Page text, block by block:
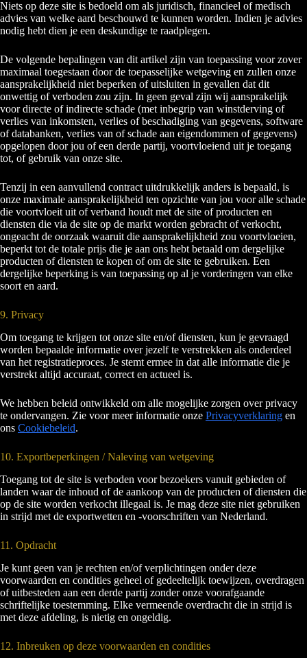
Niets op deze site is bedoeld om als juridisch, financieel of medisch
advies van welke aard beschouwd te kunnen worden. Indien je advies
nodig hebt dien je een deskundige te raadplegen.
De volgende bepalingen van dit artikel zijn van toepassing voor zover
maximaal toegestaan door de toepasselijke wetgeving en zullen onze
aansprakelijkheid niet beperken of uitsluiten in gevallen dat dit
onwettig of verboden zou zijn. In geen geval zijn wij aansprakelijk
voor directe of indirecte schade (met inbegrip van winstderving of
verlies van inkomsten, verlies of beschadiging van gegevens, software
of databanken, verlies van of schade aan eigendommen of gegevens)
opgelopen door jou of een derde partij, voortvloeiend uit je toegang
tot, of gebruik van onze site.
Tenzij in een aanvullend contract uitdrukkelijk anders is bepaald, is
onze maximale aansprakelijkheid ten opzichte van jou voor alle schade
die voortvloeit uit of verband houdt met de site of producten en
diensten die via de site op de markt worden gebracht of verkocht,
ongeacht de oorzaak waaruit die aansprakelijkheid zou voortvloeien,
beperkt tot de totale prijs die je aan ons hebt betaald om dergelijke
producten of diensten te kopen of om de site te gebruiken. Een
dergelijke beperking is van toepassing op al je vorderingen van elke
soort en aard.
9. Privacy
Om toegang te krijgen tot onze site en/of diensten, kun je gevraagd
worden bepaalde informatie over jezelf te verstrekken als onderdeel
van het registratieproces. Je stemt ermee in dat alle informatie die je
verstrekt altijd accuraat, correct en actueel is.
We hebben beleid ontwikkeld om alle mogelijke zorgen over privacy
te ondervangen. Zie voor meer informatie onze Privacyverklaring en
ons Cookiebeleid.
10. Exportbeperkingen / Naleving van wetgeving
Toegang tot de site is verboden voor bezoekers vanuit gebieden of
landen waar de inhoud of de aankoop van de producten of diensten die
op de site worden verkocht illegaal is. Je mag deze site niet gebruiken
in strijd met de exportwetten en -voorschriften van Nederland.
11. Opdracht
Je kunt geen van je rechten en/of verplichtingen onder deze
voorwaarden en condities geheel of gedeeltelijk toewijzen, overdragen
of uitbesteden aan een derde partij zonder onze voorafgaande
schriftelijke toestemming. Elke vermeende overdracht die in strijd is
met deze afdeling, is nietig en ongeldig.
12. Inbreuken op deze voorwaarden en condities